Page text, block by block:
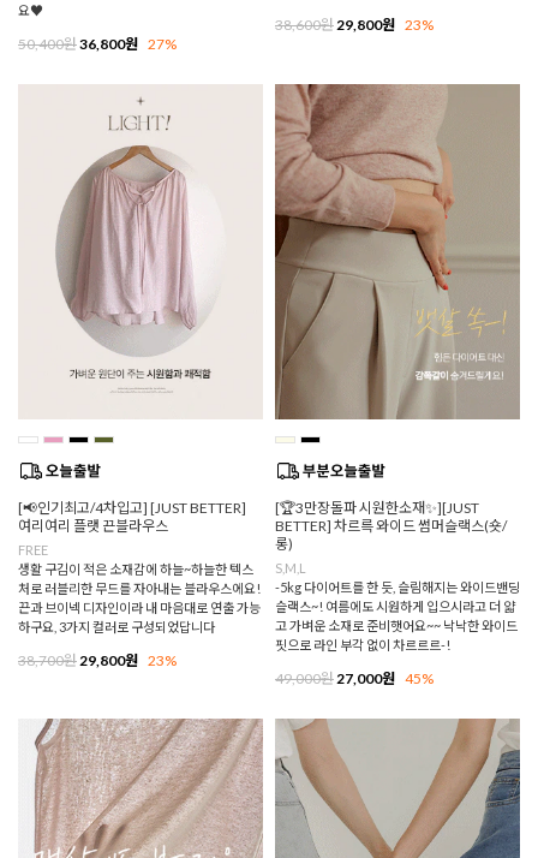
요♥
50,400원36,800원 27%
38,600원 29,800원 23%
[📢인기최고/4차입고] [JUST BETTER]
여리여리 플랫 끈블라우스
FREE
생활 구김이 적은 소재감에 하늘~하늘한 텍스
처로 러블리한 무드를 자아내는 블라우스에요!
끈과 브이넥 디자인이라 내 마음대로 연출 가능
하구요, 3가지 컬러로 구성되었답니다
38,700원 29,800원 23%
[🏆3만장돌파 시원한소재✨][JUST
BETTER] 차르륵 와이드 썸머슬랙스(숏/
롱)
S,M,L
-5kg 다이어트를 한 듯, 슬림해지는 와이드밴딩
슬랙스~! 여름에도 시원하게 입으시라고 더 얇
고 가벼운 소재로 준비햇어요~~ 낙낙한 와이드
핏으로 라인 부각 없이 차르르르-!
49,000원 27,000원 45%